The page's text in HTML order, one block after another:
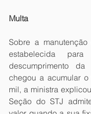
Multa
Sobre a
estabelecida
descumprimento
chegou a acumular
mil, a ministra
Seção do STJ